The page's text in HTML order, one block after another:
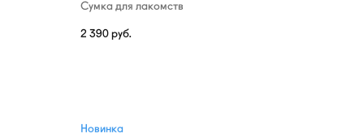
Сумка для лакомств
2 390 руб.
Новинка